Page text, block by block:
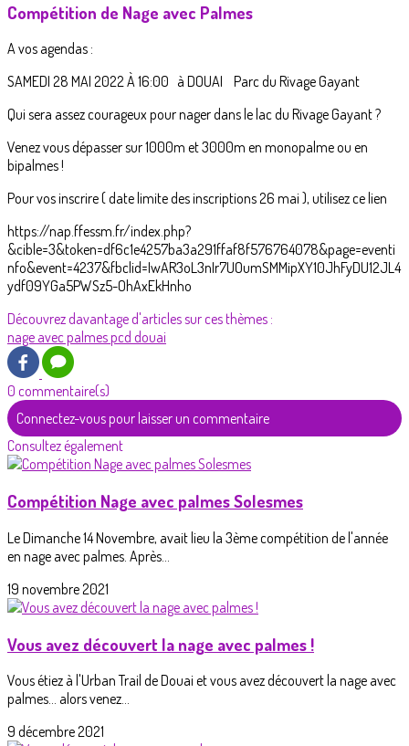
Compétition de Nage avec Palmes
A vos agendas :
SAMEDI 28 MAI 2022 À 16:00 à DOUAI Parc du Rivage Gayant
Qui sera assez courageux pour nager dans le lac du Rivage Gayant ?
Venez vous dépasser sur 1000m et 3000m en monopalme ou en
bipalmes !
Pour vos inscrire ( date limite des inscriptions 26 mai ), utilisez ce lien
https://nap.ffessm.fr/index.php?
&cible=3&token=df6c1e4257ba3a291ffaf8f576764078&page=eventi
nfo&event=4237&fbclid=IwAR3oL3nIr7UOumSMMipXY10JhFyDU12JL4
ydf09YGa5PWSz5-OhAxEkHnho
Découvrez davantage d'articles sur ces thèmes :
nage avec palmespcd douai
0 commentaire(s)
Connectez-vous pour laisser un commentaire
Consultez également
Compétition Nage avec palmes Solesmes
Le Dimanche 14 Novembre, avait lieu la 3ème compétition de l'année
en nage avec palmes. Après...
19 novembre 2021
Vous avez découvert la nage avec palmes !
Vous étiez à l'Urban Trail de Douai et vous avez découvert la nage avec
palmes... alors venez...
9 décembre 2021